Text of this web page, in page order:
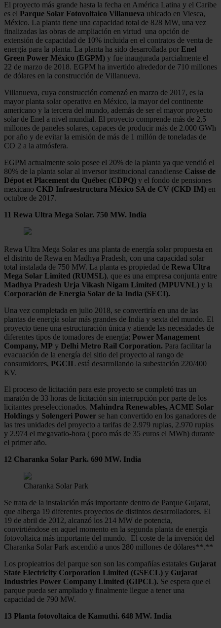
El proyecto más grande hasta la fecha en América Latina y el Caribe
es el Parque Solar Fotovoltaico Villanueva ubicado en Viesca,
México. La planta tiene una capacidad total de 828 MW, una vez
finalizadas las obras de ampliación en virtud una opción de
extensión de capacidad de 10% incluida en el contratos de venta de
energía para la planta. La planta ha sido desarrollada por Enel
Green Power México (EGPM) y fue inaugurada parcialmente el
22 de marzo de 2018. EGPM ha invertido alrededor de 710 millones
de dólares en la construcción de Villanueva.
Villanueva, cuya construcción comenzó en marzo de 2017, es la
mayor planta solar operativa en México, la mayor del continente
americano y la tercera del mundo, además de ser el mayor proyecto
solar de Enel a nivel mundial. El proyecto comprende más de 2,5
millones de paneles solares, capaces de producir más de 2.000 GWh
por año y de evitar la emisión de más de 1 millón de toneladas de
CO 2 a la atmósfera.
EGPM actualmente solo posee el 20% de la planta ya que vendió el
80% de la planta solar al inversor institucional canadiense Caisse de
Dépot et Placement du Québec (CDPQ) y el fondo de pensiones
mexicano CKD Infraestructura México SA de CV (CKD IM) en
octubre de 2017.
11 Rewa Ultra Mega Solar. 750 MW. India
Rewa Ultra Mega Solar es una planta de energía solar propuesta en
el distrito de Rewa en Madhya Pradesh, con una capacidad solar
total instalada de 750 MW. La planta es propiedad de Rewa Ultra
Mega Solar Limited (RUMSL), que es una empresa conjunta entre
Madhya Pradesh Urja Vikash Nigam Limited (MPUVNL) y la
Corporación de Energía Solar de la India (SECI).
Una vez completada en julio 2018, se convertiría en una de las
plantas de energía solar más grandes de India y sexta del mundo. El
proyecto tiene una estructuración única y atiende las necesidades de
diferentes tipos de tomadores de energía; Power Management
Company, MP y Delhi Metro Rail Corporation. Para facilitar la
evacuación de la energía del sitio del proyecto al rango de
consumidores, PGCIL está desarrollando la subestación 220/400
KV.
El proceso de licitación para este proyecto se completó tras un
maratón de 33 horas de licitación sin interrupción por parte de los
licitantes preseleccionados. Mahindra Renewables, ACME Solar
Holdings y Solengeri Power se han convertido en los ganadores de
las tres unidades del proyecto a tarifas de 2.979 rupias, 2.970 rupias
y 2.974 el megavatio-hora ( poco más de 35 euros el MWh) durante
el primer año.
12 Charanka Solar Park. 690 MW. India
Charanka Solar Park
Se trata de la instalación más importante dentro de Parque Gujarat,
que alberga 19 diferentes proyectos de distintos desarrolladores. El
19 de abril de 2012, alcanzó los 214 MW de potencia,
convirtiéndose en aquel momento en la segunda planta de energía
fotovoltaica más importante del mundo. El coste de la inversión del
Charanka Solar Park ascendió a unos 280 millones de dólares**.**
Los propieatrios del parque son son las compañías estatales Gujarat
State Electricity Corporation Limited (GSECL) y Gujarat
Industries Power Company Limited (GIPCL). Se espera que el
parque pueda ser ampliado y finalmente llegue a tener una
capacidad de 790 MW.
13 Planta fotovoltaica de Kamuthi. 648 MW. India